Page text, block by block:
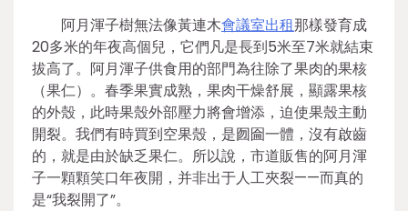
阿月渾子樹無法像黃連木會議室出租那樣發育成
20多米的年夜高個兒，它們凡是長到5米至7米就結束
拔高了。阿月渾子供食用的部門為往除了果肉的果核
（果仁）。春季果實成熟，果肉干燥舒展，顯露果核
的外殼，此時果殼外部壓力將會增添，迫使果殼主動
開裂。我們有時買到空果殼，是囫圇一體，沒有啟齒
的，就是由於缺乏果仁。所以說，市道販售的阿月渾
子一顆顆笑口年夜開，并非出于人工夾裂——而真的
是“我裂開了”。